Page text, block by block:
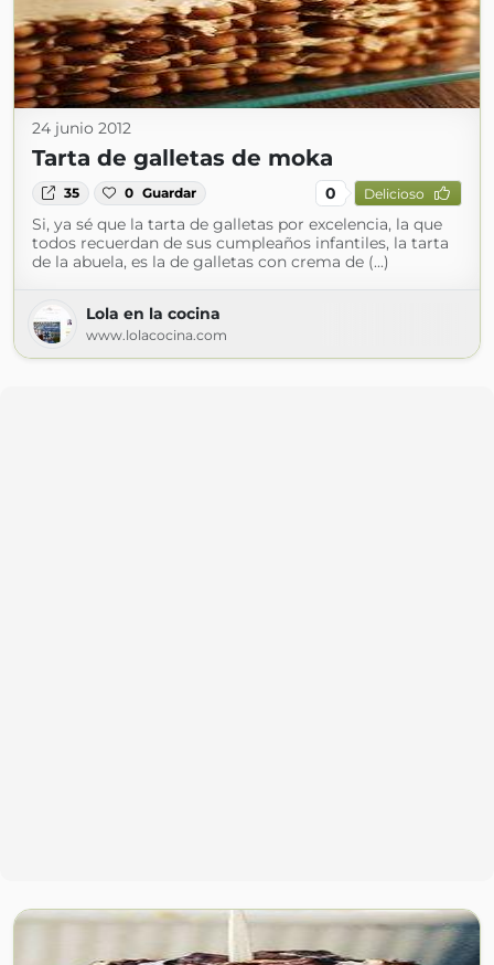
24 junio 2012
Tarta de galletas de moka
35 0 Guardar 0 Delicioso
Si, ya sé que la tarta de galletas por excelencia, la que
todos recuerdan de sus cumpleaños infantiles, la tarta
de la abuela, es la de galletas con crema de (...)
Lola en la cocina
www.lolacocina.com